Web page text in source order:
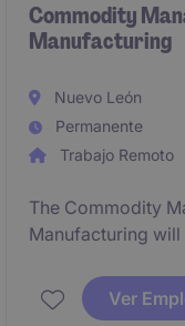
Commodity
Manufacturing
Nuevo León
Permanente
Trabajo Remoto
The Commodity
Manufacturing
suppliers across
focuses on
Ver